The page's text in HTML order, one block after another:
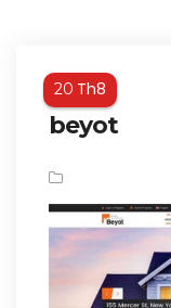
20 Th8
beyot